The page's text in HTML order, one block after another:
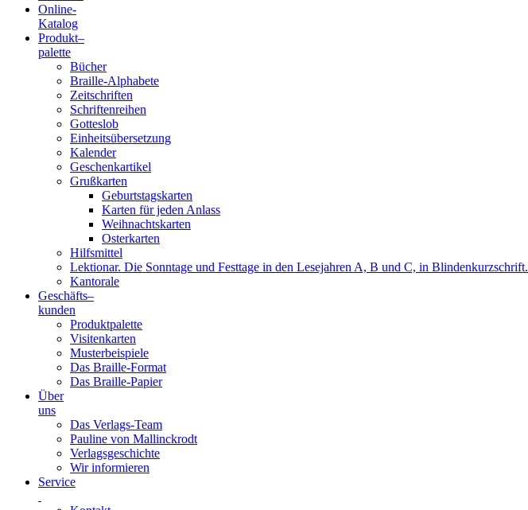
Blindenschrift-
Verlag
Druckerei
gGmbH
Online-
Katalog
Produkt–
palette
Bücher
Braille-Alphabete
Zeitschriften
Schriftenreihen
Gotteslob
Einheitsübersetzung
Kalender
Geschenkartikel
Grußkarten
Geburtstagskarten
Karten für jeden Anlass
Weihnachtskarten
Osterkarten
Hilfsmittel
Lektionar. Die Sonntage und Festtage in den Lesejahren A, B und C, in Blindenkurzschrift.
Kantorale
Geschäfts­–
kunden
Produktpalette
Visitenkarten
Musterbeispiele
Das Braille-Format
Das Braille-Papier
Über
uns
Das Verlags-Team
Pauline von Mallinckrodt
Verlagsgeschichte
Wir informieren
Service